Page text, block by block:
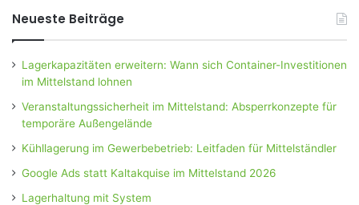
Neueste Beiträge
Lagerkapazitäten erweitern: Wann sich Container-Investitionen
im Mittelstand lohnen
Veranstaltungssicherheit im Mittelstand: Absperrkonzepte für
temporäre Außengelände
Kühllagerung im Gewerbebetrieb: Leitfaden für Mittelständler
Google Ads statt Kaltakquise im Mittelstand 2026
Lagerhaltung mit System